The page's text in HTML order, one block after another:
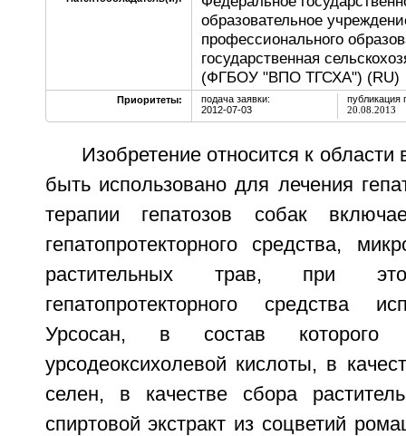
образовательное
профессионального
государственная
(ФГБОУ "ВПО ТГСХА") (RU)
Приоритеты:
подача заявки:
2012-07-03
публикация
20.08.2013
Изобретение относится к
быть использовано для лечения
терапии гепатозов собак
гепатопротекторного средства,
растительных трав, при
гепатопротекторного средства
Урсосан, в состав
урсодеоксихолевой кислоты, в
селен, в качестве сбора
спиртовой экстракт из соцветий